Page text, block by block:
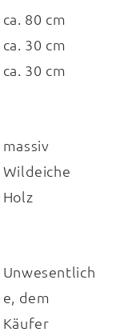
ca. 80 cm
ca. 30 cm
ca. 30 cm
massiv
Wildeiche
Holz
Unwesentlich
e, dem
Käufer